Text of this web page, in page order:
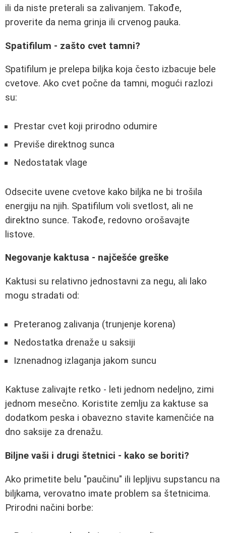
ili da niste preterali sa zalivanjem. Takođe,
proverite da nema grinja ili crvenog pauka.
Spatifilum - zašto cvet tamni?
Spatifilum je prelepa biljka koja često izbacuje bele
cvetove. Ako cvet počne da tamni, mogući razlozi
su:
Prestar cvet koji prirodno odumire
Previše direktnog sunca
Nedostatak vlage
Odsecite uvene cvetove kako biljka ne bi trošila
energiju na njih. Spatifilum voli svetlost, ali ne
direktno sunce. Takođe, redovno orošavajte
listove.
Negovanje kaktusa - najčešće greške
Kaktusi su relativno jednostavni za negu, ali lako
mogu stradati od:
Preteranog zalivanja (trunjenje korena)
Nedostatka drenaže u saksiji
Iznenadnog izlaganja jakom suncu
Kaktuse zalivajte retko - leti jednom nedeljno, zimi
jednom mesečno. Koristite zemlju za kaktuse sa
dodatkom peska i obavezno stavite kamenčiće na
dno saksije za drenažu.
Biljne vaši i drugi štetnici - kako se boriti?
Ako primetite belu "paučinu" ili lepljivu supstancu na
biljkama, verovatno imate problem sa štetnicima.
Prirodni načini borbe: